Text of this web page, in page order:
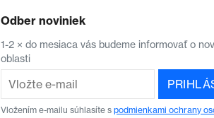
Odber noviniek
1-2 × do mesiaca vás budeme informovať o
oblasti
Vložením e-mailu súhlasíte spodmienkami ochrany